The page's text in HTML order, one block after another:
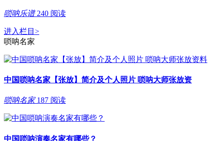
唢呐乐谱 240 阅读
进入栏目 >
唢呐名家
中国唢呐名家【张放】简介及个人照片 唢呐大师张放资
唢呐名家 187 阅读
中国唢呐演奏名家有哪些？